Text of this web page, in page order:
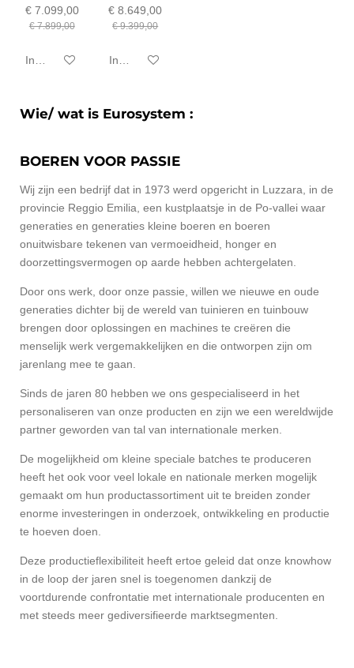
€ 7.099,00
€ 7.899,00
In winkelwagen
€ 8.649,00
€ 9.399,00
In winkelwagen
Wie/ wat is Eurosystem :
BOEREN VOOR PASSIE
Wij zijn een bedrijf dat in 1973 werd opgericht in Luzzara, in de
provincie Reggio Emilia, een kustplaatsje in de Po-vallei waar
generaties en generaties kleine boeren en boeren
onuitwisbare tekenen van vermoeidheid, honger en
doorzettingsvermogen op aarde hebben achtergelaten.
Door ons werk, door onze passie, willen we nieuwe en oude
generaties dichter bij de wereld van tuinieren en tuinbouw
brengen door oplossingen en machines te creëren die
menselijk werk vergemakkelijken en die ontworpen zijn om
jarenlang mee te gaan.
Sinds de jaren 80 hebben we ons gespecialiseerd in het
personaliseren van onze producten en zijn we een wereldwijde
partner geworden van tal van internationale merken.
De mogelijkheid om kleine speciale batches te produceren
heeft het ook voor veel lokale en nationale merken mogelijk
gemaakt om hun productassortiment uit te breiden zonder
enorme investeringen in onderzoek, ontwikkeling en productie
te hoeven doen.
Deze productieflexibiliteit heeft ertoe geleid dat onze knowhow
in de loop der jaren snel is toegenomen dankzij de
voortdurende confrontatie met internationale producenten en
met steeds meer gediversifieerde marktsegmenten.